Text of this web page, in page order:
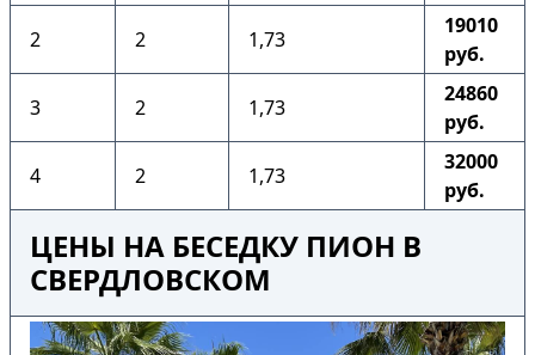
2 2 1,73
19010
руб.
3 2 1,73
24860
руб.
4 2 1,73
32000
руб.
ЦЕНЫ НА БЕСЕДКУ ПИОН В
СВЕРДЛОВСКОМ